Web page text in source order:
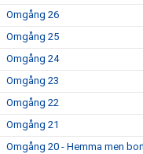
Omgång 26
Omgång 25
Omgång 24
Omgång 23
Omgång 22
Omgång 21
Omgång 20 - Hemma men